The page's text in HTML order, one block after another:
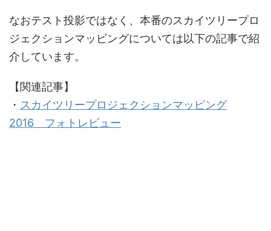
なおテスト投影ではなく、本番のスカイツリープロ
ジェクションマッピングについては以下の記事で紹
介しています。
【関連記事】
・ スカイツリープロジェクションマッピング
2016 フォトレビュー